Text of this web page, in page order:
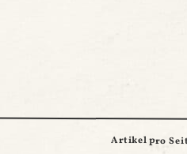
Artikel pro